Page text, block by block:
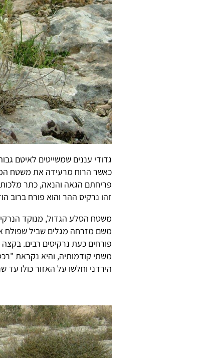
גדודי עננים שמשייטים לאיטם
כאשר הרוח מרעידה את משטח
פריחתם הגאה והנאה, כתר
זהו נרקיס ההר והוא פורח ברוב
משטח הסלע הגדול, מנוקד
משם מזרחה מגלים שביל שפולח
פורחים כעת נרקיסים רבים.
הירדני וחלשו על האזור כולו